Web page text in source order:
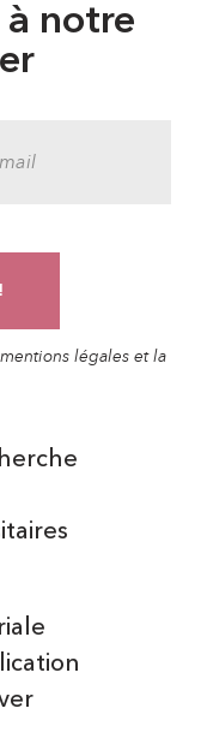
à notre
légales et la